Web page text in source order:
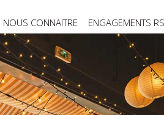
NOUS CONNAITRE ENGAGEMENTS